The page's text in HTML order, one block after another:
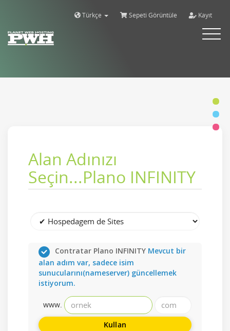
Türkçe Sepeti Görüntüle Kayıt
Alternar
Alan Adınızı
Seçin...Plano INFINITY
Contratar Plano INFINITY Mevcut bir
alan adım var, sadece isim
sunucularını(nameserver) güncellemek
istiyorum.
www.
Kullan